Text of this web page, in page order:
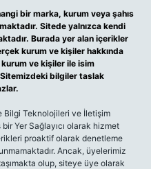
bir marka, kurum veya şahıs
Sitede yalnızca kendi
Burada yer alan içerikler
kurum ve kişiler hakkında
kurum ve kişiler ile isim
bilgiler taslak
Bilgi Teknolojileri ve İletişim
Yer Sağlayıcı olarak hizmet
proaktif olarak denetleme
Ancak, üyelerimiz
olup, siteye üye olarak